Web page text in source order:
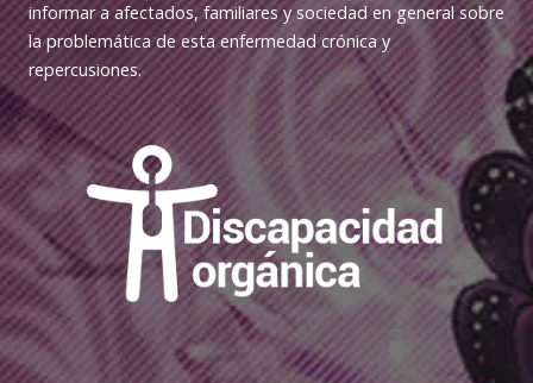
informar a afectados, familiares y sociedad en general sobre
la problemática de esta enfermedad crónica y
repercusiones.